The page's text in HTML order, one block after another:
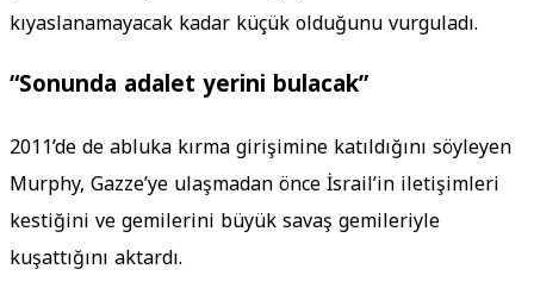
kıyaslanamayacak kadar küçük olduğunu vurguladı.
“Sonunda adalet yerini bulacak”
2011’de de abluka kırma girişimine katıldığını söyleyen
Murphy, Gazze’ye ulaşmadan önce İsrail’in iletişimleri
kestiğini ve gemilerini büyük savaş gemileriyle
kuşattığını aktardı.